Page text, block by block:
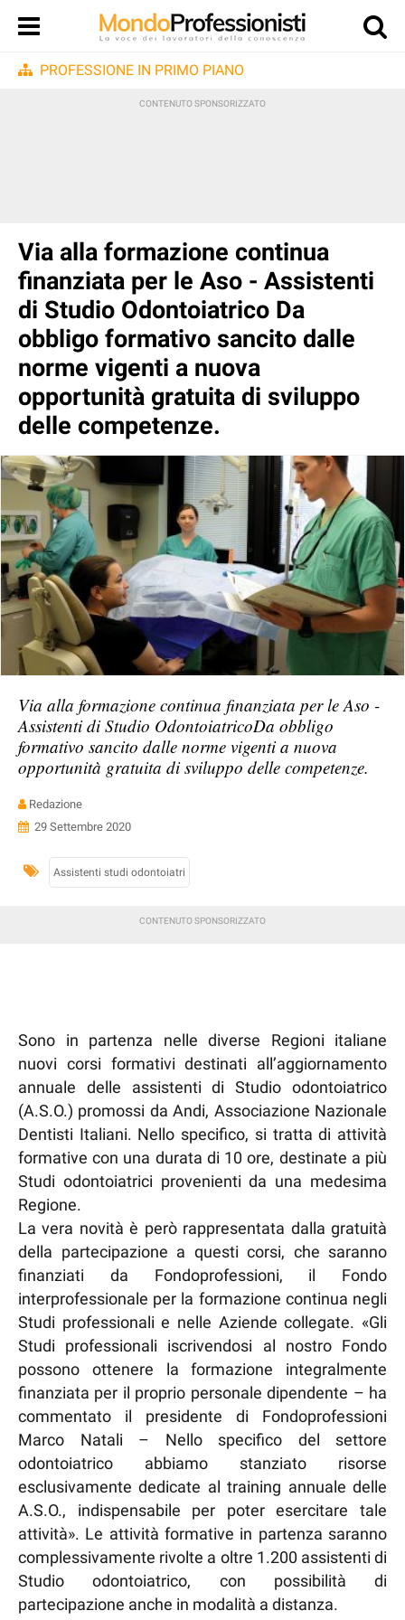
PROFESSIONE IN PRIMO PIANO
Via alla formazione continua
finanziata per le Aso - Assistenti
di Studio Odontoiatrico Da
obbligo formativo sancito dalle
norme vigenti a nuova
opportunità gratuita di sviluppo
delle competenze.
Via alla formazione continua finanziata per le Aso -
Assistenti di Studio OdontoiatricoDa obbligo
formativo sancito dalle norme vigenti a nuova
opportunità gratuita di sviluppo delle competenze.
Redazione
29 Settembre 2020
Assistenti studi odontoiatri
Sono in partenza nelle diverse Regioni italiane
nuovi corsi formativi destinati all’aggiornamento
annuale delle assistenti di Studio odontoiatrico
(A.S.O.) promossi da Andi, Associazione Nazionale
Dentisti Italiani. Nello specifico, si tratta di attività
formative con una durata di 10 ore, destinate a più
Studi odontoiatrici provenienti da una medesima
Regione.
La vera novità è però rappresentata dalla gratuità
della partecipazione a questi corsi, che saranno
finanziati da Fondoprofessioni, il Fondo
interprofessionale per la formazione continua negli
Studi professionali e nelle Aziende collegate. «Gli
Studi professionali iscrivendosi al nostro Fondo
possono ottenere la formazione integralmente
finanziata per il proprio personale dipendente – ha
commentato il presidente di Fondoprofessioni
Marco Natali – Nello specifico del settore
odontoiatrico abbiamo stanziato risorse
esclusivamente dedicate al training annuale delle
A.S.O., indispensabile per poter esercitare tale
attività». Le attività formative in partenza saranno
complessivamente rivolte a oltre 1.200 assistenti di
Studio odontoiatrico, con possibilità di
partecipazione anche in modalità a distanza.